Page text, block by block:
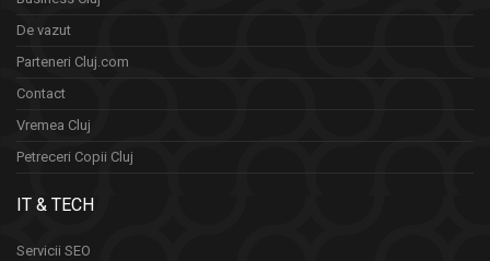
De vazut
Parteneri Cluj.com
Contact
Vremea Cluj
Petreceri Copii Cluj
IT & TECH
Servicii SEO